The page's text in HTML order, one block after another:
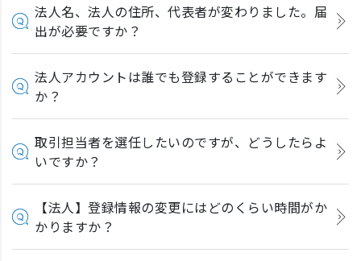
法人名、法人の住所、代表者が変わりました。届
出が必要ですか？
法人アカウントは誰でも登録することができます
か？
取引担当者を選任したいのですが、どうしたらよ
いですか？
【法人】登録情報の変更にはどのくらい時間がか
かりますか？